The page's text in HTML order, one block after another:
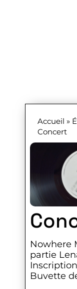
Accueil »
Concert
Nowhere
partie
Buvette